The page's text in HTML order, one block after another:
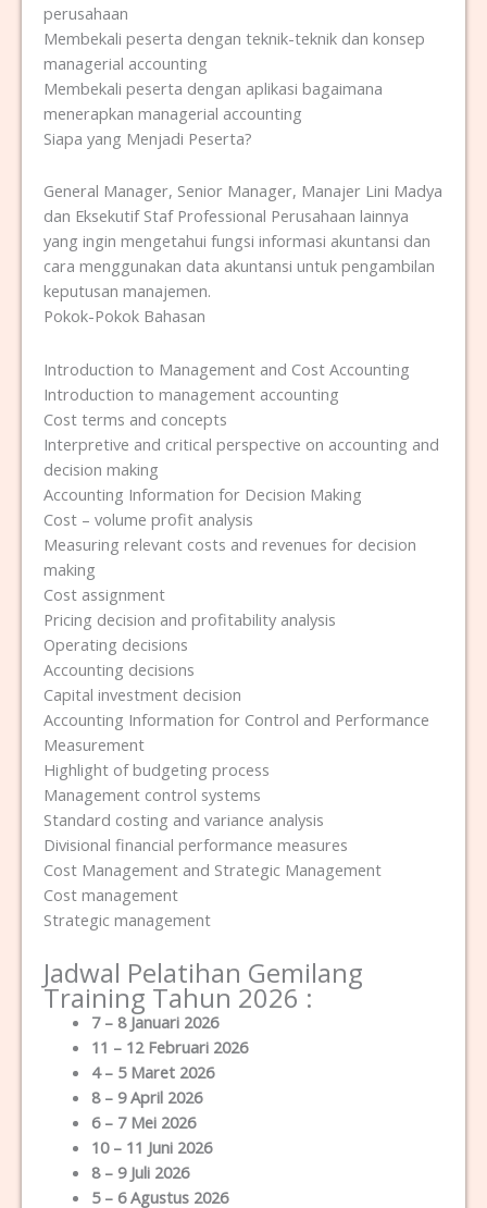
perusahaan
Membekali peserta dengan teknik-teknik dan konsep
managerial accounting
Membekali peserta dengan aplikasi bagaimana
menerapkan managerial accounting
Siapa yang Menjadi Peserta?
General Manager, Senior Manager, Manajer Lini Madya
dan Eksekutif Staf Professional Perusahaan lainnya
yang ingin mengetahui fungsi informasi akuntansi dan
cara menggunakan data akuntansi untuk pengambilan
keputusan manajemen.
Pokok-Pokok Bahasan
Introduction to Management and Cost Accounting
Introduction to management accounting
Cost terms and concepts
Interpretive and critical perspective on accounting and
decision making
Accounting Information for Decision Making
Cost – volume profit analysis
Measuring relevant costs and revenues for decision
making
Cost assignment
Pricing decision and profitability analysis
Operating decisions
Accounting decisions
Capital investment decision
Accounting Information for Control and Performance
Measurement
Highlight of budgeting process
Management control systems
Standard costing and variance analysis
Divisional financial performance measures
Cost Management and Strategic Management
Cost management
Strategic management
Jadwal Pelatihan Gemilang
Training Tahun 2026 :
7 – 8 Januari 2026
11 – 12 Februari 2026
4 – 5 Maret 2026
8 – 9 April 2026
6 – 7 Mei 2026
10 – 11 Juni 2026
8 – 9 Juli 2026
5 – 6 Agustus 2026